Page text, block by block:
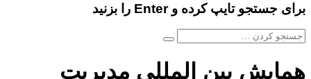
برای جستجو تایپ کرده و Enter را بزنید
همایش بین المللی مدیریت